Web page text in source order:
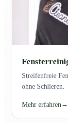
Streifenfreie
ohne Schlieren.
Mehr erfahren→